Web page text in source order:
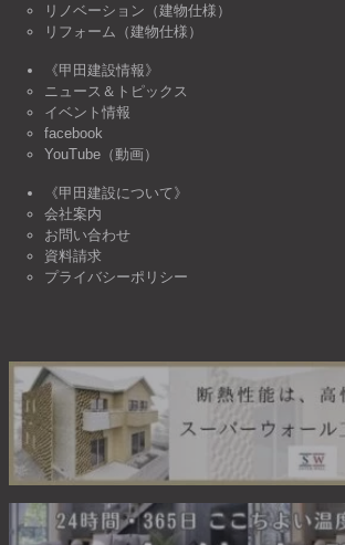
リノベーション（建物仕様）
リフォーム（建物仕様）
《甲田建設情報》
ニュース＆トピックス
イベント情報
facebook
YouTube（動画）
《甲田建設について》
会社案内
お問い合わせ
資料請求
プライバシーポリシー